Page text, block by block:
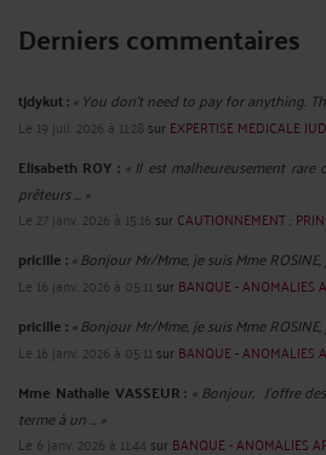
Derniers commentaires
tjdykut :« You don’t need to pay for anything.
Le 19 juil. 2026 à 11:28 sur EXPERTISE MEDICALE
Elisabeth ROY : « Il est malheureusement
prêteurs ... »
Le 27 janv. 2026 à 15:16 sur CAUTIONNEMENT :
pricille :« Bonjour Mr/Mme, je suis Mme
Le 16 janv. 2026 à 05:11 sur BANQUE - ANOMALIES
pricille :« Bonjour Mr/Mme, je suis Mme
Le 16 janv. 2026 à 05:11 sur BANQUE - ANOMALIES
Mme Nathalie VASSEUR : « Bonjour, J’offre
terme à un ... »
Le 6 janv. 2026 à 11:44 sur BANQUE - ANOMALIES